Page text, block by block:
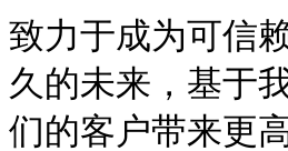
致力于成为可信
久的未来，基于